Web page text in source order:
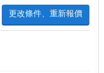
更改條件、重新報價